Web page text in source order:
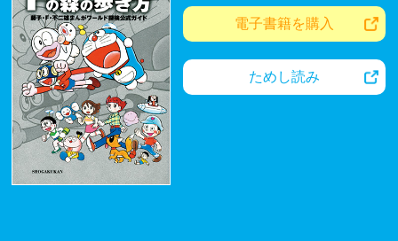
電子書籍を購入
ためし読み